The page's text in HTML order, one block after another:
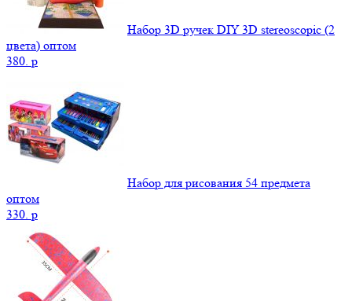
Набор 3D ручек DIY 3D stereoscopic (2
цвета) оптом
380. p
Набор для рисования 54 предмета
оптом
330. p